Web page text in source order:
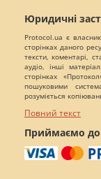
Юридичні
Protocol.ua є
сторінках даного
тексти, коментарі,
аудіо, інші
сторінках
пошуковими
розуміється
Повний текст
Приймаємо